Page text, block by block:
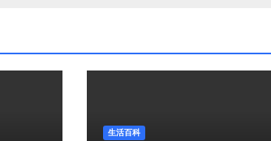
生活百科